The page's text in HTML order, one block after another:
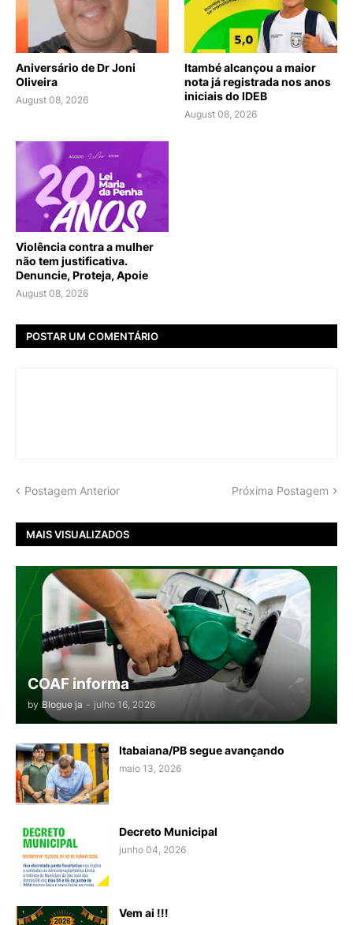
Aniversário de Dr Joni
Oliveira
August 08, 2026
Itambé alcançou a maior
nota já registrada nos anos
iniciais do IDEB
August 08, 2026
Violência contra a mulher
não tem justificativa.
Denuncie, Proteja, Apoie
August 08, 2026
POSTAR UM COMENTÁRIO
Postagem Anterior Próxima Postagem
MAIS VISUALIZADOS
COAF informa
by Blogue ja - julho 16, 2026
Itabaiana/PB segue avançando
maio 13, 2026
Decreto Municipal
junho 04, 2026
Vem ai !!!